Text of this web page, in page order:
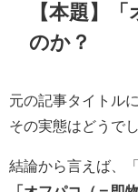
【本題】
のか？
元の記事タイトル
その実態はどうで
結論から言えば、